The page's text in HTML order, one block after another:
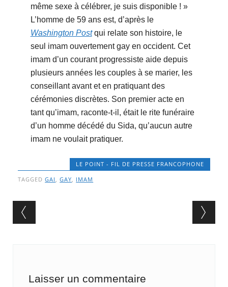
même sexe à célébrer, je suis disponible ! »
L’homme de 59 ans est, d’après le
Washington Postqui relate son histoire, le
seul imam ouvertement gay en occident. Cet
imam d’un courant progressiste aide depuis
plusieurs années les couples à se marier, les
conseillant avant et en pratiquant des
cérémonies discrètes. Son premier acte en
tant qu’imam, raconte-t-il, était le rite funéraire
d’un homme décédé du Sida, qu’aucun autre
imam ne voulait pratiquer.
LE POINT - FIL DE PRESSE FRANCOPHONE
TAGGEDGAI ,GAY, IMAM
Post navigation
Laisser un commentaire